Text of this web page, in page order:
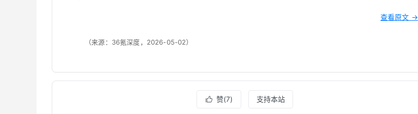
查看原文 →
（来源：36氪深度，2026-05-02）
 赞(7) 支持本站